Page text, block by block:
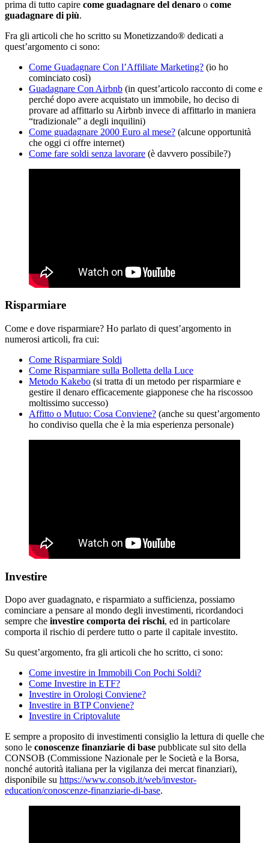
prima di tutto capire come guadagnare del denaro o come
guadagnare di più.
Fra gli articoli che ho scritto su Monetizzando® dedicati a
quest’argomento ci sono:
Come Guadagnare Con l’Affiliate Marketing? (io ho
cominciato così)
Guadagnare Con Airbnb (in quest’articolo racconto di come e
perché dopo avere acquistato un immobile, ho deciso di
provare ad affittarlo su Airbnb invece di affittarlo in maniera
“tradizionale” a degli inquilini)
Come guadagnare 2000 Euro al mese? (alcune opportunità
che oggi ci offre internet)
Come fare soldi senza lavorare (è davvero possibile?)
Risparmiare
Come e dove risparmiare? Ho parlato di quest’argomento in
numerosi articoli, fra cui:
Come Risparmiare Soldi
Come Risparmiare sulla Bolletta della Luce
Metodo Kakebo (si tratta di un metodo per risparmiare e
gestire il denaro efficacemente giapponese che ha riscossoo
moltissimo successo)
Affitto o Mutuo: Cosa Conviene? (anche su quest’argomento
ho condiviso quella che è la mia esperienza personale)
Investire
Dopo aver guadagnato, e risparmiato a sufficienza, possiamo
cominciare a pensare al mondo degli investimenti, ricordandoci
sempre che investire comporta dei rischi, ed in particolare
comporta il rischio di perdere tutto o parte il capitale investito.
Su quest’argomento, fra gli articoli che ho scritto, ci sono:
Come investire in Immobili Con Pochi Soldi?
Come Investire in ETF?
Investire in Orologi Conviene?
Investire in BTP Conviene?
Investire in Criptovalute
E sempre a proposito di investimenti consiglio la lettura di quelle che
sono le conoscenze finanziarie di base pubblicate sul sito della
CONSOB (Commissione Nazionale per le Società e la Borsa,
nonché autorità italiana per la vigilanza dei mercat finanziari),
disponibile su https://www.consob.it/web/investor-
education/conoscenze-finanziarie-di-base.